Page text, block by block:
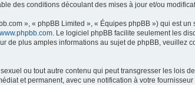
des conditions découlant des mises à jour et/ou
», « phpBB Limited », « Équipes phpBB ») qui est un
www.phpbb.com. Le logiciel phpBB facilite seulement les
de plus amples informations au sujet de phpBB, veuillez
ou tout autre contenu qui peut transgresser les lois
et permanent, avec une notification à votre fournisseur